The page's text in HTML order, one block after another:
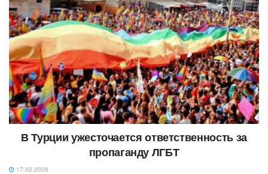
В Турции ужесточается ответственность за
пропаганду ЛГБТ
17.02.2026